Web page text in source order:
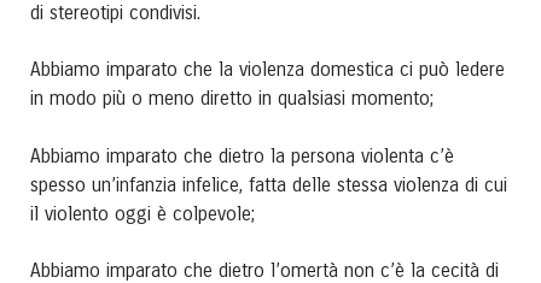
di stereotipi condivisi.
Abbiamo imparato che la violenza domestica ci può ledere
in modo più o meno diretto in qualsiasi momento;
Abbiamo imparato che dietro la persona violenta c’è
spesso un’infanzia infelice, fatta delle stessa violenza di cui
il violento oggi è colpevole;
Abbiamo imparato che dietro l’omertà non c’è la cecità di